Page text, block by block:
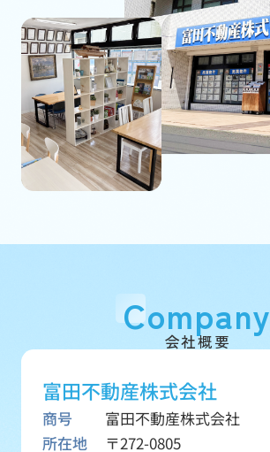
Company
会社概要
富田不動産株式会社
商号
富田不動産株式会社
所在地
〒272-0805